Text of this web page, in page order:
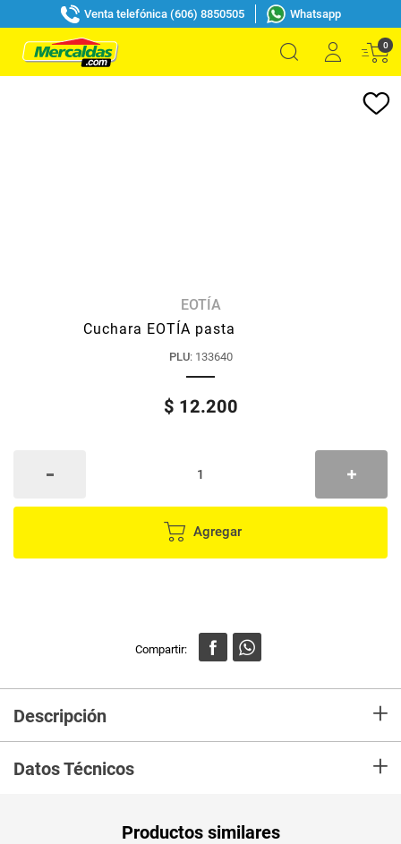
Venta telefónica (606) 8850505 Whatsapp
0
EOTÍA
Cuchara EOTÍA pasta
PLU: 133640
$ 12.200
Agregar
Descripción +
Datos Técnicos +
Productos similares